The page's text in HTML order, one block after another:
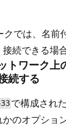
では、名前
続できる場
トワーク上
続する
で構成され
のオプショ